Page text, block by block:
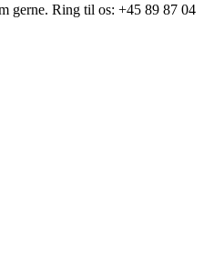
gerne. Ring til os: +45 89 87 04